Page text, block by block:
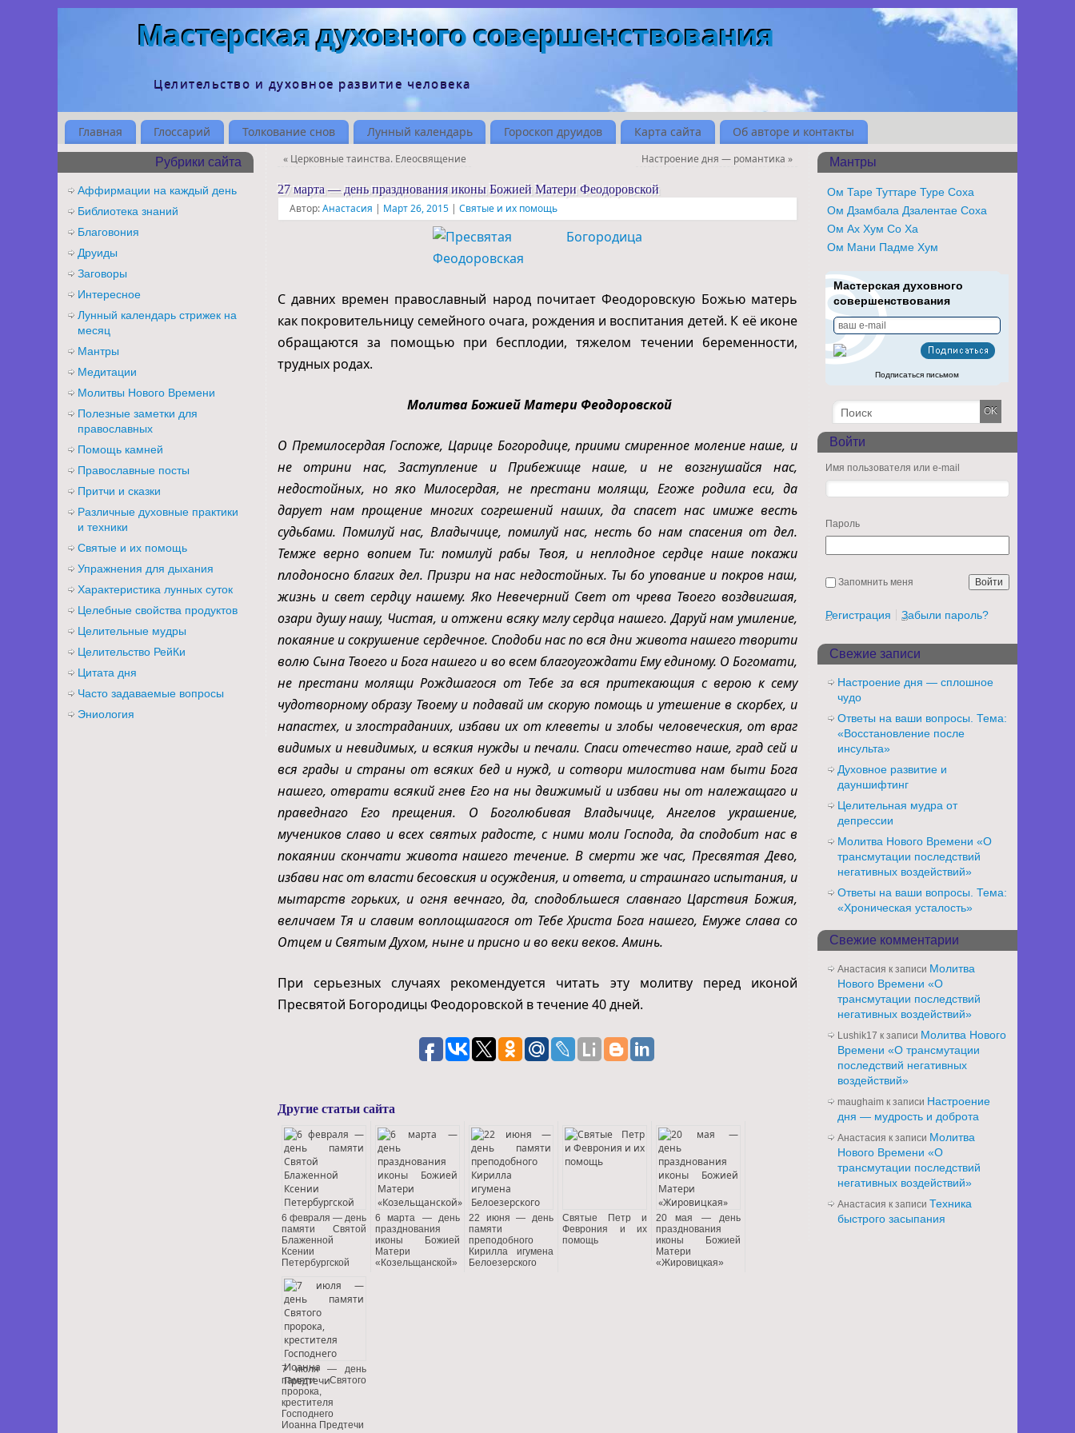
Мастерская духовного совершенствования
Целительство и духовное развитие человека
Главная Глоссарий Толкование снов Лунный календарь Гороскоп друидов Карта сайта Об авторе и контакты
«Церковные таинства. Елеосвящение Настроение дня — романтика »
27 марта — день празднования иконы Божией Матери Феодоровской
Автор:Анастасия | Март 26, 2015 | Святые и их помощь
С давних времен православный народ почитает Феодоровскую Божью матерь
как покровительницу семейного очага, рождения и воспитания детей. К её иконе
обращаются за помощью при бесплодии, тяжелом течении беременности,
трудных родах.
Молитва Божией Матери Феодоровской
О Премилосердая Госпоже, Царице Богородице, приими смиренное моление наше, и
не отрини нас, Заступление и Прибежище наше, и не возгнушайся нас,
недостойных, но яко Милосердая, не престани молящи, Егоже родила еси, да
дарует нам прощение многих согрешений наших, да спасет нас имиже весть
судьбами. Помилуй нас, Владычице, помилуй нас, несть бо нам спасения от дел.
Темже верно вопием Ти: помилуй рабы Твоя, и неплодное сердце наше покажи
плодоносно благих дел. Призри на нас недостойных. Ты бо упование и покров наш,
жизнь и свет сердцу нашему. Яко Невечерний Свет от чрева Твоего воздвигшая,
озари душу нашу, Чистая, и отжени всяку мглу сердца нашего. Даруй нам умиление,
покаяние и сокрушение сердечное. Сподоби нас по вся дни живота нашего творити
волю Сына Твоего и Бога нашего и во всем благоугождати Ему единому. О Богомати,
не престани молящи Рождшагося от Тебе за вся притекающия с верою к сему
чудотворному образу Твоему и подавай им скорую помощь и утешение в скорбех, и
напастех, и злостраданиих, избави их от клеветы и злобы человеческия, от враг
видимых и невидимых, и всякия нужды и печали. Спаси отечество наше, град сей и
вся грады и страны от всяких бед и нужд, и сотвори милостива нам быти Бога
нашего, отврати всякий гнев Его на ны движимый и избави ны от належащаго и
праведнаго Его прещения. О Боголюбивая Владычице, Ангелов украшение,
мучеников славо и всех святых радосте, с ними моли Господа, да сподобит нас в
покаянии скончати живота нашего течение. В смерти же час, Пресвятая Дево,
избави нас от власти бесовския и осуждения, и ответа, и страшнаго испытания, и
мытарств горьких, и огня вечнаго, да, сподобльшеся славнаго Царствия Божия,
величаем Тя и славим воплощшагося от Тебе Христа Бога нашего, Емуже слава со
Отцем и Святым Духом, ныне и присно и во веки веков. Аминь.
При серьезных случаях рекомендуется читать эту молитву перед иконой
Пресвятой Богородицы Феодоровской в течение 40 дней.
Другие статьи сайта
6 февраля — день
памяти Святой
Блаженной
Ксении
Петербургской
6 марта — день
празднования
иконы Божией
Матери
«Козельщанской»
22 июня — день
памяти
преподобного
Кирилла игумена
Белоезерского
Святые Петр и
Феврония и их
помощь
20 мая — день
празднования
иконы Божией
Матери
«Жировицкая»
7 июля — день
памяти Святого
пророка,
крестителя
Господнего
Иоанна Предтечи
Рубрики сайта
Аффирмации на каждый день
Библиотека знаний
Благовония
Друиды
Заговоры
Интересное
Лунный календарь стрижек на
месяц
Мантры
Медитации
Молитвы Нового Времени
Полезные заметки для
православных
Помощь камней
Православные посты
Притчи и сказки
Различные духовные практики
и техники
Святые и их помощь
Упражнения для дыхания
Характеристика лунных суток
Целебные свойства продуктов
Целительные мудры
Целительство РейКи
Цитата дня
Часто задаваемые вопросы
Эниология
Мантры
Ом Таре Туттаре Туре Соха
Ом Дзамбала Дзалентае Соха
Ом Ах Хум Со Ха
Ом Мани Падме Хум
Мастерская духовного
совершенствования
Подписаться письмом
Войти
Имя пользователя или e-mail
Пароль
Запомнить меня
Регистрация Забыли пароль?
Свежие записи
Настроение дня — сплошное
чудо
Ответы на ваши вопросы. Тема:
«Восстановление после
инсульта»
Духовное развитие и
дауншифтинг
Целительная мудра от
депрессии
Молитва Нового Времени «О
трансмутации последствий
негативных воздействий»
Ответы на ваши вопросы. Тема:
«Хроническая усталость»
Свежие комментарии
Анастасия к записи Молитва
Нового Времени «О
трансмутации последствий
негативных воздействий»
Lushik17 к записи Молитва Нового
Времени «О трансмутации
последствий негативных
воздействий»
maughaim к записи Настроение
дня — мудрость и доброта
Анастасия к записи Молитва
Нового Времени «О
трансмутации последствий
негативных воздействий»
Анастасия к записи Техника
быстрого засыпания